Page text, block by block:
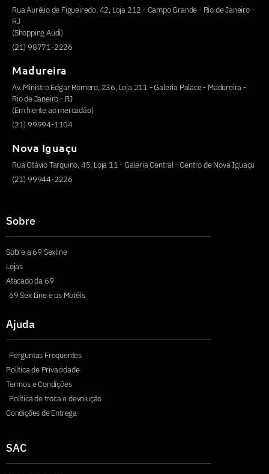
Rua Aurélio de Figueiredo, 42, Loja 212 - Campo Grande - Rio de Janeiro -
RJ
(Shopping Audi)
(21) 98771-2226
Madureira
Av. Ministro Edgar Romero, 236, Loja 211 - Galeria Palace - Madureira -
Rio de Janeiro - RJ
(Em frente ao mercadão)
(21) 99994-1104
Nova Iguaçu
Rua Otávio Tarquino, 45, Loja 11 - Galeria Central - Centro de Nova Iguaçu
(21) 99944-2226
Sobre
Sobre a 69 Sexline
Lojas
Atacado da 69
69 Sex Line e os Motéis
Ajuda
Perguntas Frequentes
Política de Privacidade
Termos e Condições
Política de troca e devolução
Condições de Entrega
SAC